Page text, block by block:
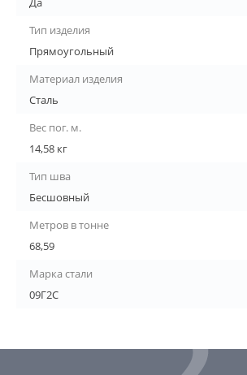
Тип изделия
Прямоугольный
Материал изделия
Сталь
Вес пог. м.
14,58 кг
Тип шва
Бесшовный
Метров в тонне
68,59
Марка стали
09Г2С